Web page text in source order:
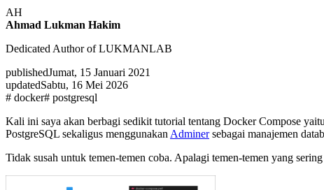
AH
Ahmad Lukman Hakim
Dedicated Author of LUKMANLAB
publishedJumat, 15 Januari 2021
updatedSabtu, 16 Mei 2026
# docker# postgresql
Kali ini saya akan berbagi sedikit tutorial tentang Docker Compose
PostgreSQL sekaligus menggunakan Adminersebagai manajemen
Tidak susah untuk temen-temen coba. Apalagi temen-temen yang